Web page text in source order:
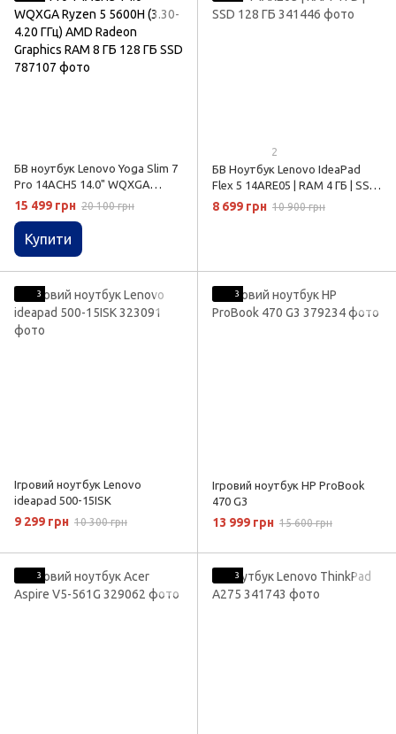
БВ ноутбук Lenovo Yoga Slim 7
Pro 14ACH5 14.0" WQXGA
Ryzen 5 5600H (3.30-4.20 ГГц)
AMD Radeon Graphics RAM 8 ГБ
128 ГБ SSD
15 499 грн 20 100 грн
Купити
2
БВ Ноутбук Lenovo IdeaPad
Flex 5 14ARE05 | RAM 4 ГБ | SSD
128 ГБ
8 699 грн 10 900 грн
3
Ігровий ноутбук Lenovo
ideapad 500-15ISK
9 299 грн 10 300 грн
3
Ігровий ноутбук HP ProBook
470 G3
13 999 грн 15 600 грн
3 3